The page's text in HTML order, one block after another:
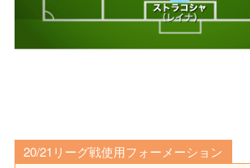
20/21リーグ戦使用フォーメーション